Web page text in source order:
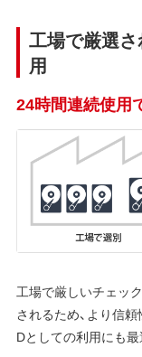
工場で厳選
用
24時間連続使用
工場で厳しいチェッ
されるため、より信
Dとしての利用にも最